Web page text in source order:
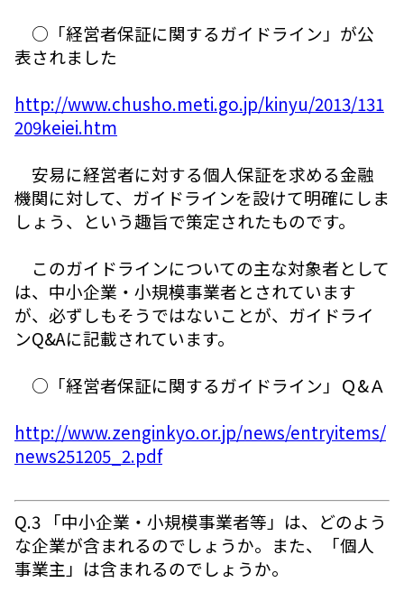
○「経営者保証に関するガイドライン」が公
表されました
http://www.chusho.meti.go.jp/kinyu/2013/131
209keiei.htm
安易に経営者に対する個人保証を求める金融
機関に対して、ガイドラインを設けて明確にしま
しょう、という趣旨で策定されたものです。
このガイドラインについての主な対象者として
は、中小企業・小規模事業者とされています
が、必ずしもそうではないことが、ガイドライ
ンQ&Aに記載されています。
○「経営者保証に関するガイドライン」Ｑ&Ａ
http://www.zenginkyo.or.jp/news/entryitems/
news251205_2.pdf
Q.3 「中小企業・小規模事業者等」は、どのよう
な企業が含まれるのでしょうか。また、「個人
事業主」は含まれるのでしょうか。